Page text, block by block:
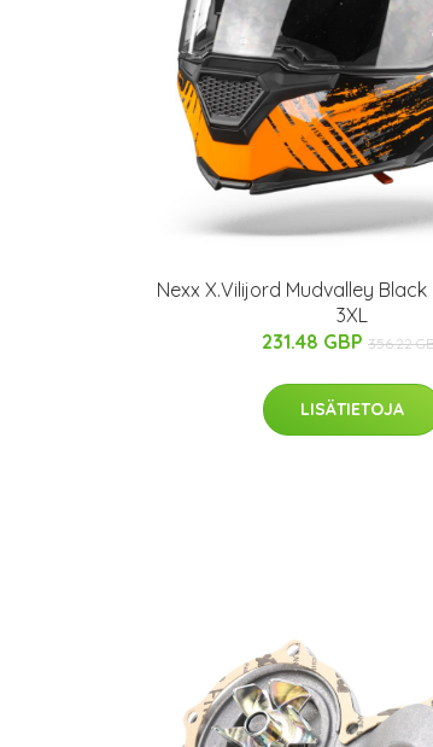
Nexx X.Vilijord Mudvalley
3XL
231.48 GBP 356.22
LISÄTIETOJA